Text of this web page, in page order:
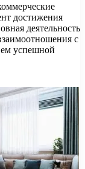
достижения
деятельность
с
успешной